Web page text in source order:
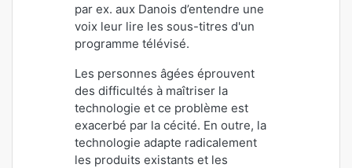
par ex. aux Danois d’entendre une
voix leur lire les sous-titres d'un
programme télévisé.
Les personnes âgées éprouvent
des difficultés à maîtriser la
technologie et ce problème est
exacerbé par la cécité. En outre, la
technologie adapte radicalement
les produits existants et les